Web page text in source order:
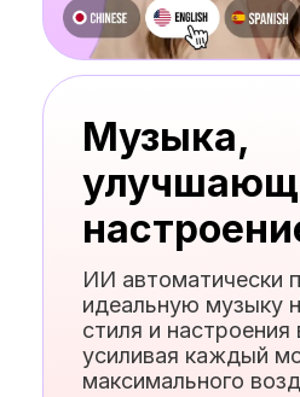
Музыка,
ИИ автоматически
идеальную музыку
стиля и
усиливая каждый
максимального